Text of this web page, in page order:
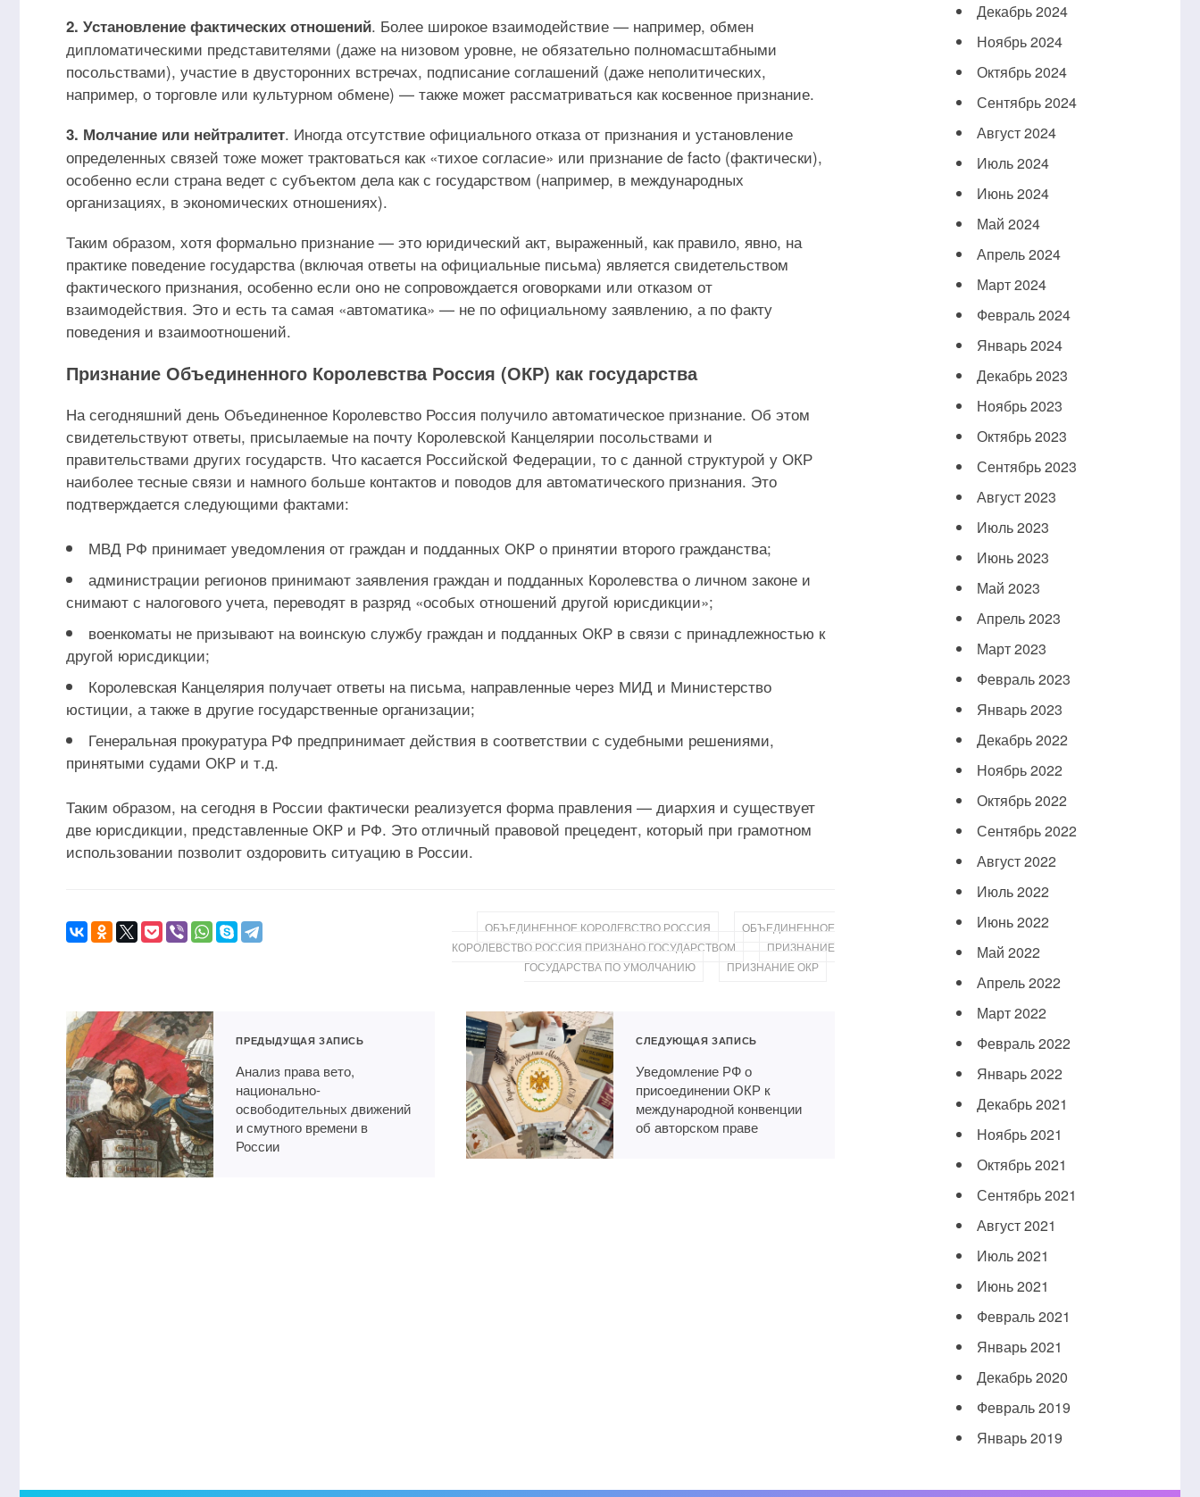
2. Установление фактических отношений. Более широкое взаимодействие — например, обмен
дипломатическими представителями (даже на низовом уровне, не обязательно полномасштабными
посольствами), участие в двусторонних встречах, подписание соглашений (даже неполитических,
например, о торговле или культурном обмене) — также может рассматриваться как косвенное признание.
3. Молчание или нейтралитет. Иногда отсутствие официального отказа от признания и установление
определенных связей тоже может трактоваться как «тихое согласие» или признание de facto (фактически),
особенно если страна ведет с субъектом дела как с государством (например, в международных
организациях, в экономических отношениях).
Таким образом, хотя формально признание — это юридический акт, выраженный, как правило, явно, на
практике поведение государства (включая ответы на официальные письма) является свидетельством
фактического признания, особенно если оно не сопровождается оговорками или отказом от
взаимодействия. Это и есть та самая «автоматика» — не по официальному заявлению, а по факту
поведения и взаимоотношений.
Признание Объединенного Королевства Россия (ОКР) как государства
На сегодняшний день Объединенное Королевство Россия получило автоматическое признание. Об этом
свидетельствуют ответы, присылаемые на почту Королевской Канцелярии посольствами и
правительствами других государств. Что касается Российской Федерации, то с данной структурой у ОКР
наиболее тесные связи и намного больше контактов и поводов для автоматического признания. Это
подтверждается следующими фактами:
МВД РФ принимает уведомления от граждан и подданных ОКР о принятии второго гражданства;
администрации регионов принимают заявления граждан и подданных Королевства о личном законе и
снимают с налогового учета, переводят в разряд «особых отношений другой юрисдикции»;
военкоматы не призывают на воинскую службу граждан и подданных ОКР в связи с принадлежностью к
другой юрисдикции;
Королевская Канцелярия получает ответы на письма, направленные через МИД и Министерство
юстиции, а также в другие государственные организации;
Генеральная прокуратура РФ предпринимает действия в соответствии с судебными решениями,
принятыми судами ОКР и т.д.
Таким образом, на сегодня в России фактически реализуется форма правления — диархия и существует
две юрисдикции, представленные ОКР и РФ. Это отличный правовой прецедент, который при грамотном
использовании позволит оздоровить ситуацию в России.
ОБЪЕДИНЕННОЕ КОРОЛЕВСТВО РОССИЯ
ОБЪЕДИНЕННОЕ
КОРОЛЕВСТВО РОССИЯ ПРИЗНАНО ГОСУДАРСТВОМ
ПРИЗНАНИЕ
ГОСУДАРСТВА ПО УМОЛЧАНИЮ
ПРИЗНАНИЕ ОКР
ПРЕДЫДУЩАЯ ЗАПИСЬ
Анализ права вето,
национально-
освободительных движений
и смутного времени в
России
СЛЕДУЮЩАЯ ЗАПИСЬ
Уведомление РФ о
присоединении ОКР к
международной конвенции
об авторском праве
Декабрь 2024
Ноябрь 2024
Октябрь 2024
Сентябрь 2024
Август 2024
Июль 2024
Июнь 2024
Май 2024
Апрель 2024
Март 2024
Февраль 2024
Январь 2024
Декабрь 2023
Ноябрь 2023
Октябрь 2023
Сентябрь 2023
Август 2023
Июль 2023
Июнь 2023
Май 2023
Апрель 2023
Март 2023
Февраль 2023
Январь 2023
Декабрь 2022
Ноябрь 2022
Октябрь 2022
Сентябрь 2022
Август 2022
Июль 2022
Июнь 2022
Май 2022
Апрель 2022
Март 2022
Февраль 2022
Январь 2022
Декабрь 2021
Ноябрь 2021
Октябрь 2021
Сентябрь 2021
Август 2021
Июль 2021
Июнь 2021
Февраль 2021
Январь 2021
Декабрь 2020
Февраль 2019
Январь 2019